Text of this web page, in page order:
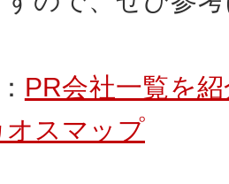
PR会社一覧を
スマップ